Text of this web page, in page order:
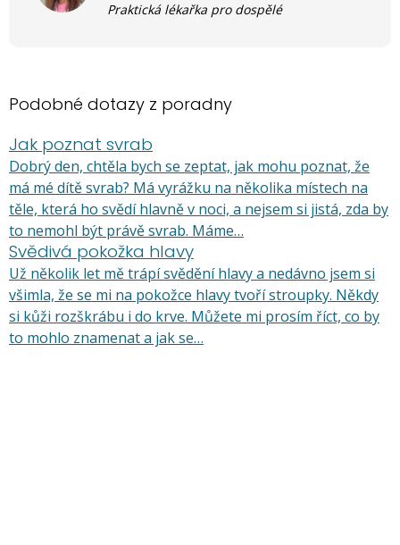
Praktická lékařka pro dospělé
Podobné dotazy z poradny
Jak poznat svrab
Dobrý den, chtěla bych se zeptat, jak mohu poznat, že
má mé dítě svrab? Má vyrážku na několika místech na
těle, která ho svědí hlavně v noci, a nejsem si jistá, zda by
to nemohl být právě svrab. Máme…
Svědivá pokožka hlavy
Už několik let mě trápí svědění hlavy a nedávno jsem si
všimla, že se mi na pokožce hlavy tvoří stroupky. Někdy
si kůži rozškrábu i do krve. Můžete mi prosím říct, co by
to mohlo znamenat a jak se…